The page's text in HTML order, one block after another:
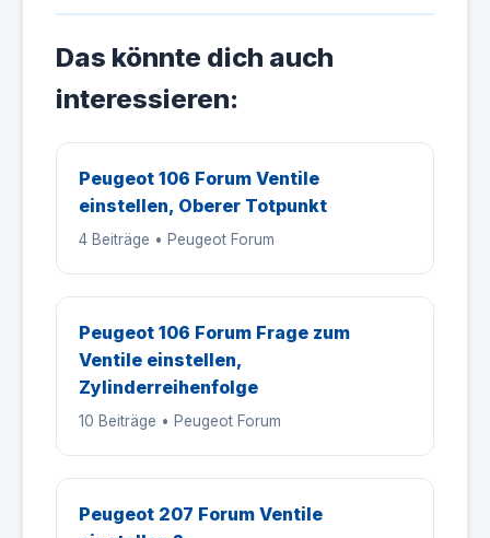
Das könnte dich auch
interessieren:
Peugeot 106 Forum Ventile
einstellen, Oberer Totpunkt
4 Beiträge • Peugeot Forum
Peugeot 106 Forum Frage zum
Ventile einstellen,
Zylinderreihenfolge
10 Beiträge • Peugeot Forum
Peugeot 207 Forum Ventile